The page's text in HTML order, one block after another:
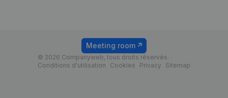
© 2026 Companyweb, tous droits réservés.
Conditions d'utilisation
Cookies Privacy Sitemap
Meeting room